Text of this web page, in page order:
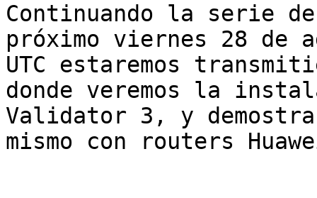
Continuando la serie de
próximo viernes 28 de
UTC estaremos
donde veremos la
Validator 3, y
mismo con routers